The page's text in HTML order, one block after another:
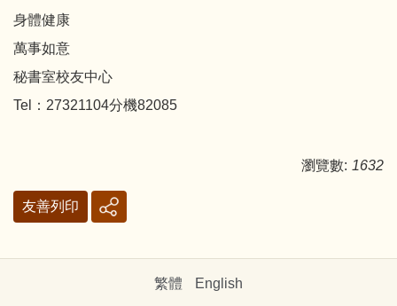
身體健康
萬事如意
秘書室校友中心
Tel：27321104分機82085
瀏覽數: 1632
友善列印
繁體 English